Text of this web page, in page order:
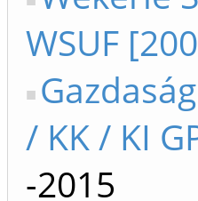
WSUF
/ KK / KI
-2015